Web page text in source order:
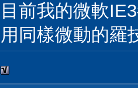
目前我的微軟
用同樣微動的羅